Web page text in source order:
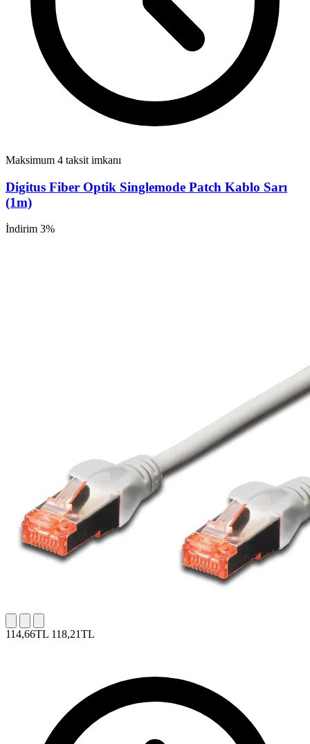
Maksimum 4 taksit imkanı
Digitus Fiber Optik Singlemode Patch Kablo Sarı
(1m)
İndirim 3%
114,66TL 118,21TL